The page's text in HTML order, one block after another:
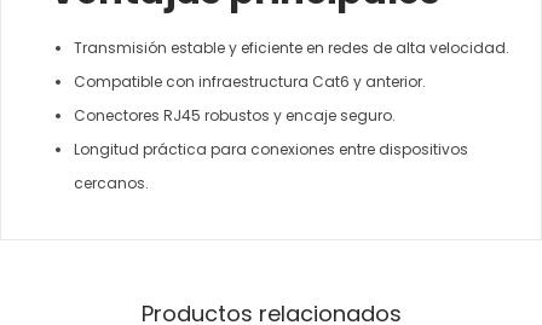
Transmisión estable y eficiente en redes de alta velocidad.
Compatible con infraestructura Cat6 y anterior.
Conectores RJ45 robustos y encaje seguro.
Longitud práctica para conexiones entre dispositivos
cercanos.
Productos relacionados